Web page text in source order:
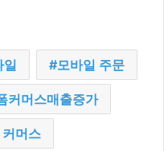
모바일 주문
커머스매출증가
머스